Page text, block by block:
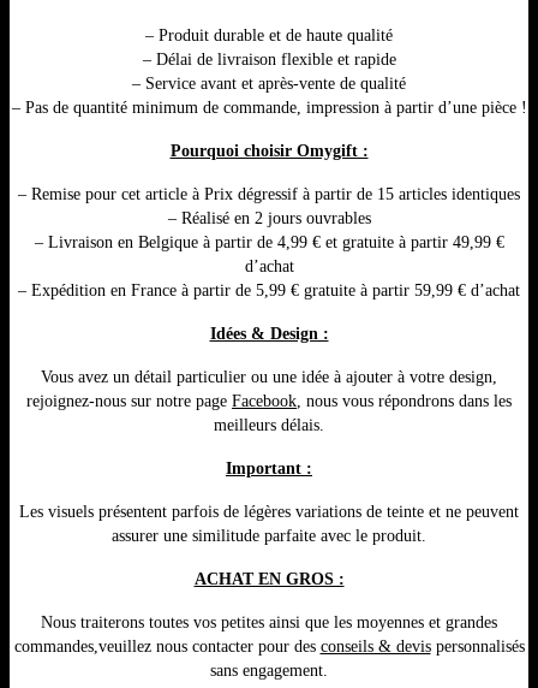
– Produit durable et de haute qualité
– Délai de livraison flexible et rapide
– Service avant et après-vente de qualité
– Pas de quantité minimum de commande, impression à partir d’une pièce !
Pourquoi choisir Omygift :
– Remise pour cet article à Prix dégressif à partir de 15 articles identiques
– Réalisé en 2 jours ouvrables
– Livraison en Belgique à partir de 4,99 € et gratuite à partir 49,99 €
d’achat
– Expédition en France à partir de 5,99 € gratuite à partir 59,99 € d’achat
Idées & Design :
Vous avez un détail particulier ou une idée à ajouter à votre design,
rejoignez-nous sur notre page Facebook , nous vous répondrons dans les
meilleurs délais.
Important :
Les visuels présentent parfois de légères variations de teinte et ne peuvent
assurer une similitude parfaite avec le produit.
ACHAT EN GROS :
Nous traiterons toutes vos petites ainsi que les moyennes et grandes
commandes,veuillez nous contacter pour des conseils & devispersonnalisés
sans engagement.